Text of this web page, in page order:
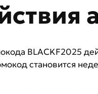
BLACKF2025
становится